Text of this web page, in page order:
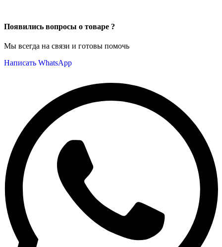
Появились вопросы о товаре ?
Мы всегда на связи и готовы помочь
Написать WhatsApp